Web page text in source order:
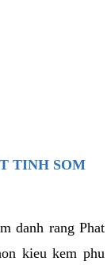
TINH SOM
danh rang Phat
kieu kem phu